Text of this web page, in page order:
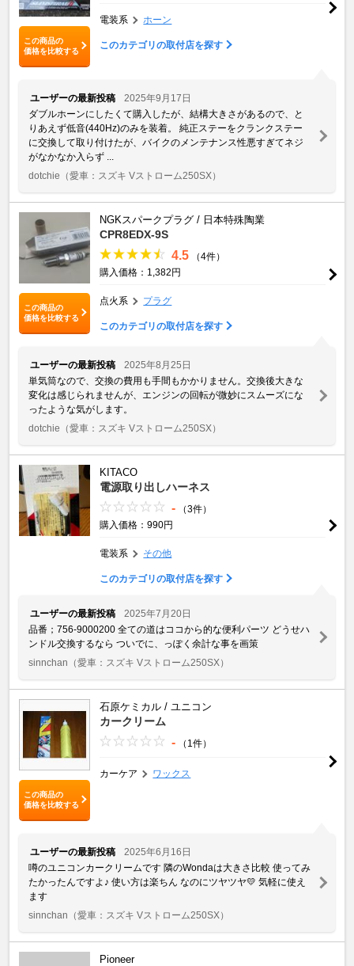
この商品の
価格を比較する
電装系 ホーン
このカテゴリの取付店を探す
ユーザーの最新投稿
2025年9月17日
ダブルホーンにしたくて購入したが、結構大きさがあるので、と
りあえず低音(440Hz)のみを装着。 純正ステーをクランクステー
に交換して取り付けたが、バイクのメンテナンス性悪すぎてネジ
がなかなか入らず ...
dotchie （愛車：スズキ Vストローム250SX）
この商品の
価格を比較する
NGKスパークプラグ / 日本特殊陶業
CPR8EDX-9S
4.5
（4件）
購入価格：1,382円
点火系 プラグ
このカテゴリの取付店を探す
ユーザーの最新投稿
2025年8月25日
単気筒なので、交換の費用も手間もかかりません。交換後大きな
変化は感じられませんが、エンジンの回転が微妙にスムーズにな
ったような気がします。
dotchie （愛車：スズキ Vストローム250SX）
KITACO
電源取り出しハーネス
-
（3件）
購入価格：990円
電装系 その他
このカテゴリの取付店を探す
ユーザーの最新投稿
2025年7月20日
品番；756-9000200 全ての道はココから的な便利パーツ どうせハ
ンドル交換するなら ついでに、っぽく余計な事を画策
sinnchan （愛車：スズキ Vストローム250SX）
この商品の
価格を比較する
石原ケミカル / ユニコン
カークリーム
- （1件）
カーケア ワックス
ユーザーの最新投稿
2025年6月16日
噂のユニコンカークリームです 隣のWondaは大きさ比較 使ってみ
たかったんですよ♪ 使い方は楽ちん なのにツヤツヤ💛 気軽に使え
ます
sinnchan （愛車：スズキ Vストローム250SX）
Pioneer